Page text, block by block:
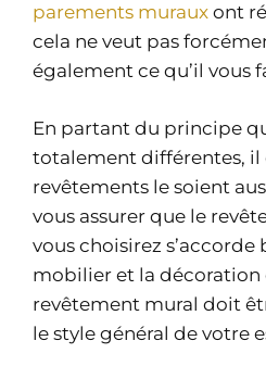
parements muraux ont
cela ne veut pas
également ce qu’il vous
En partant du principe
totalement différentes, il
revêtements le soient
vous assurer que le
vous choisirez s’accorde
mobilier et la décoration
revêtement mural doit
le style général de votre